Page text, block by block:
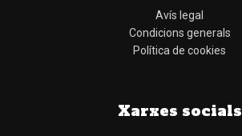
Avís legal
Condicions generals
Política de cookies
Xarxes socials